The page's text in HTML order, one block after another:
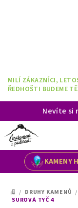
MILÍ ZÁKAZNÍCI,
ŘEDHOŠTI BUDEME
Nevíte si
KAMENY
DOMŮ
/ DRUHY KAMENŮ /
SUROVÁ TYČ 4